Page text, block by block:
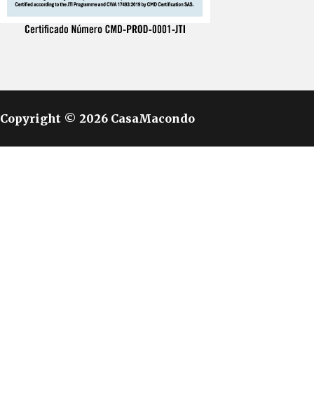
Copyright © 2026 CasaMacondo